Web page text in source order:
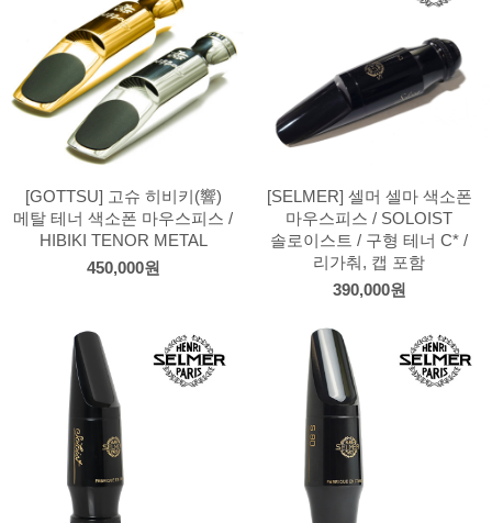
[GOTTSU] 고슈 히비키(響)
메탈 테너 색소폰 마우스피스 /
HIBIKI TENOR METAL
450,000원
[SELMER] 셀머 셀마 색소폰
마우스피스 / SOLOIST
솔로이스트 / 구형 테너 C* /
리가춰, 캡 포함
390,000원